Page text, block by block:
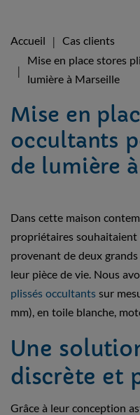
Accueil
Cas clients
Mise en place stores
lumière à Marseille
Mise en
occultants
de lumière
Dans cette maison
propriétaires
provenant de deux
leur pièce de vie. Nous
plissés occultants sur
mm), en toile blanche,
Une
discrète et
Grâce à leur conception